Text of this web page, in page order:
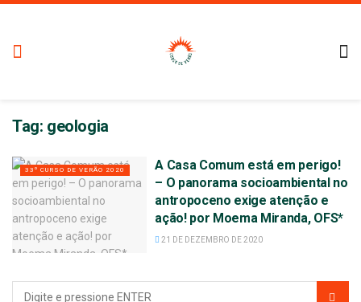
Tag: geologia
33º CURSO DE VERÃO 2020
A Casa Comum está em perigo!
– O panorama socioambiental no
antropoceno exige atenção e
ação! por Moema Miranda, OFS*
21 DE DEZEMBRO DE 2020